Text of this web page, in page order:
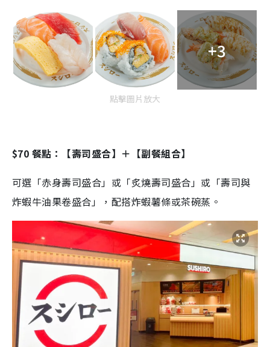
+3
點擊圖片放大
$70 餐點：【壽司盛合】＋【副餐組合】
可選「赤身壽司盛合」或「炙燒壽司盛合」或「壽司與
炸蝦牛油果卷盛合」，配搭炸蝦薯條或茶碗蒸。